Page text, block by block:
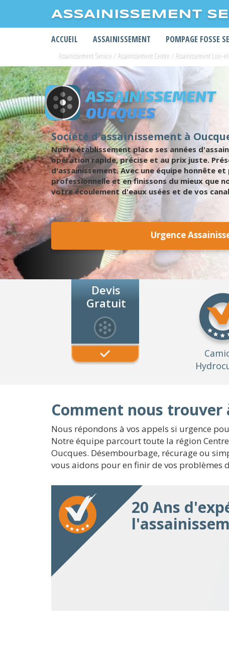
ASSAINISSEMENT
ACCUEIL ASSAINISSEMENT POMPAGE FOSSE
Assainissement Service / Assainissement Centre / Assainissement Loir-
ASSAINISSEMENT
OUCQUES
Société d'assainissement à
Notre établissement place ses années
opération rapide, précise et au prix juste.
d'assainissement. Avec une équipe honnête
professionnelle et en finissons du mieux que
votre écoulement d'eaux usées et de vos
Urgence
Devis
Gratuit
Comment nous trouver
Nous répondons à vos appels si urgence
Notre équipe parcourt toute la région
Oucques. Désembourbage, récurage ou
vous aidons pour en finir de vos problèmes
20 Ans